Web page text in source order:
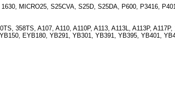
MICRO25, S25CVA, S25D, S25DA, P600, P3416,
358TS, A107, A110, A110P, A113, A113L, A113P,
EYB180, YB291, YB301, YB391, YB395, YB401,